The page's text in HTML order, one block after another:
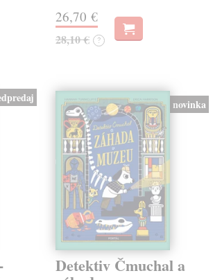
26,70 €
28,10 € ?
novinka
Detektiv Čmuchal a